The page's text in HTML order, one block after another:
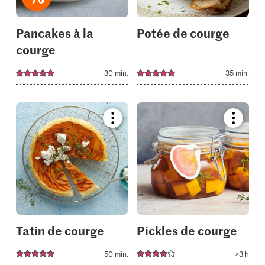
Pancakes à la
courge
30 min.
Potée de courge
35 min.
Bookmark
recipe
or
add
it
to
your
collections.
Tatin de courge
50 min.
recipe
or
add
it
to
your
Pickles de courge
>3 h